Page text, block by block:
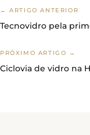
← ARTIGO ANTERIOR
Tecnovidro pela
PRÓXIMO ARTIGO →
Ciclovia de vidro na